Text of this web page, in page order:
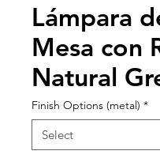
Lámpara
Mesa con
Natural
Finish Options (metal) *